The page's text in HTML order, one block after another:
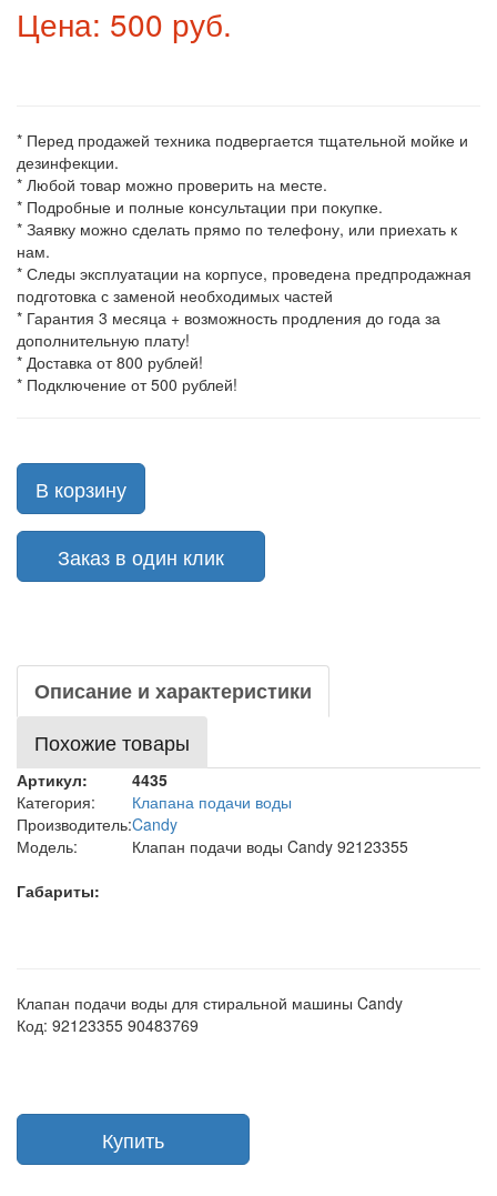
Цена: 500 руб.
* Перед продажей техника подвергается тщательной мойке и
дезинфекции.
* Любой товар можно проверить на месте.
* Подробные и полные консультации при покупке.
* Заявку можно сделать прямо по телефону, или приехать к
нам.
* Следы эксплуатации на корпусе, проведена предпродажная
подготовка с заменой необходимых частей
* Гарантия 3 месяца + возможность продления до года за
дополнительную плату!
* Доставка от 800 рублей!
* Подключение от 500 рублей!
В корзину
Заказ в один клик
Описание и характеристики
Похожие товары
Артикул:
4435
Категория:
Клапана подачи воды
Производитель:Candy
Модель:
Клапан подачи воды Candy 92123355
Габариты:
Клапан подачи воды для стиральной машины Candy
Код: 92123355 90483769